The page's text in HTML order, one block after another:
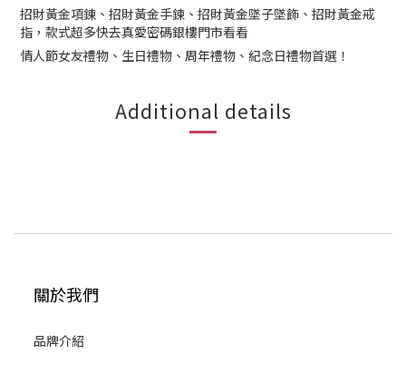
招財黃金項鍊、招財黃金手鍊、招財黃金墜子墜飾、招財黃金戒
指，款式超多快去真愛密碼銀樓門市看看
情人節女友禮物、生日禮物、周年禮物、紀念日禮物首選！
Additional details
關於我們
品牌介紹